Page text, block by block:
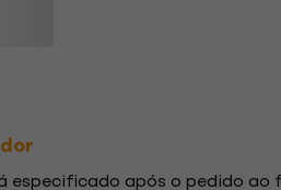
especificado após o pedido ao